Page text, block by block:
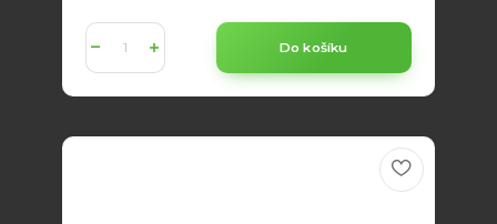
Do košíku